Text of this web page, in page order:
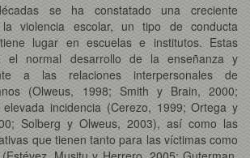
se ha constatado una creciente
violencia escolar, un tipo de conducta
lugar en escuelas e institutos. Estas
el normal desarrollo de la enseñanza y
a las relaciones interpersonales de
(Olweus, 1998; Smith y Brain, 2000;
incidencia (Cerezo, 1999; Ortega y
Solberg y Olweus, 2003), así como las
que tienen tanto para las víctimas como